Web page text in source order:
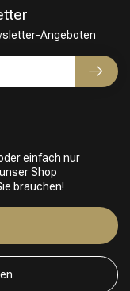
einfach nur
Shop
brauchen!
Angeboten